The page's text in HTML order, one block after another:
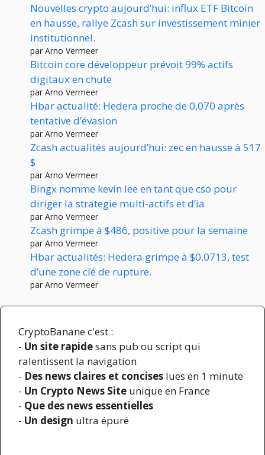
Nouvelles crypto aujourd’hui: influx ETF Bitcoin
en hausse, rallye Zcash sur investissement minier
institutionnel.
par Arno Vermeer
Bitcoin core développeur prévoit 99% actifs
digitaux en chute
par Arno Vermeer
Hbar actualité: Hedera proche de 0,070 après
tentative d’évasion
par Arno Vermeer
Zcash actualités aujourd’hui: zec en hausse à 517
$
par Arno Vermeer
Bingx nomme kevin lee en tant que cso pour
diriger la strategie multi-actifs et d’ia
par Arno Vermeer
Zcash grimpe à $486, positive pour la semaine
par Arno Vermeer
Hbar actualités: Hedera grimpe à $0.0713, test
d’une zone clé de rupture.
par Arno Vermeer
CryptoBanane c'est :
- Un site rapidesans pub ou script qui
ralentissent la navigation
- Des news claires et concises lues en 1 minute
- Un Crypto News Site unique en France
- Que des news essentielles
- Un design ultra épuré